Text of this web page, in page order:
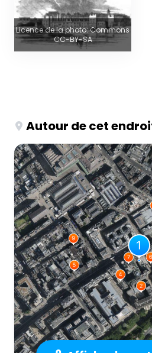
Licence de la photo: Commons
CC-BY-SA
Autour de cet